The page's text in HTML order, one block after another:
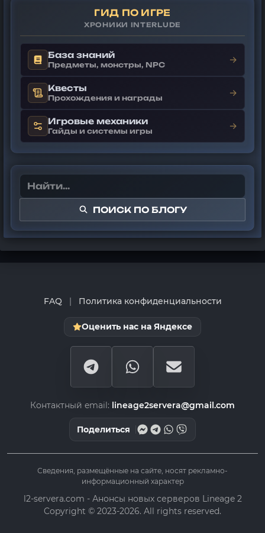
ГИД ПО ИГРЕ
ХРОНИКИ INTERLUDE
База знаний
Предметы, монстры, NPC →
Квесты
Прохождения и награды →
Игровые механики
Гайды и системы игры →
ПОИСК ПО БЛОГУ
FAQ | Политика конфиденциальности
Оценить нас на Яндексе
Контактный email: lineage2servera@gmail.com
Поделиться
Сведения, размещённые на сайте, носят рекламно-
информационный характер
l2-servera.com - Анонсы новых серверов Lineage 2
Copyright © 2023-2026. All rights reserved.